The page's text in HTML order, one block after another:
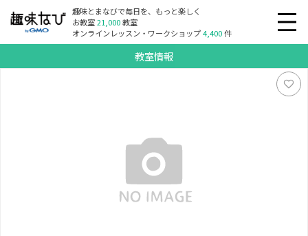
趣味とまなびで毎日を、もっと楽しく
お教室21,000教室
オンラインレッスン・ワークショップ4,400件
教室情報